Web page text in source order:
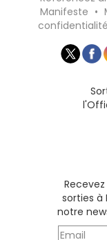
Manifeste •
confidentialité
sorties à
notre